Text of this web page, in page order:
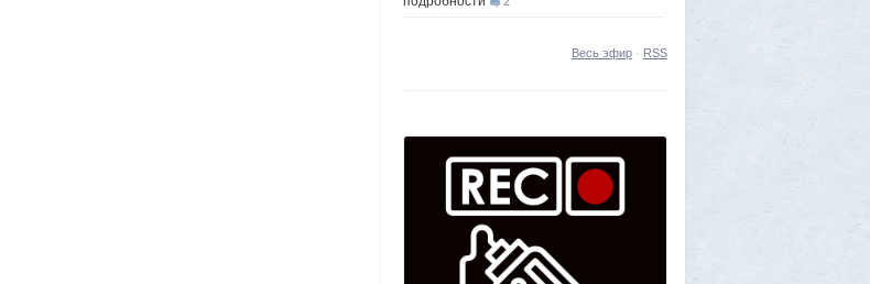
Слип для маломерных судов в Магадане
лета
5
падение ракеты Илона Маска на
поверхность спутника можно будет
наблюдать своими глазами
1
5 августа 2026, 20:06
Форма имеет значение: один капризный
клиент или как появились чипсы
Весь эфир · RSS